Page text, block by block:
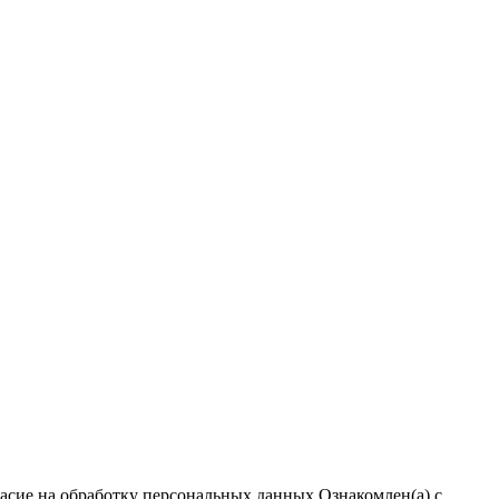
на обработку персональных данных Ознакомлен(а) с